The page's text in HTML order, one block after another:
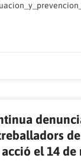
el 14 de